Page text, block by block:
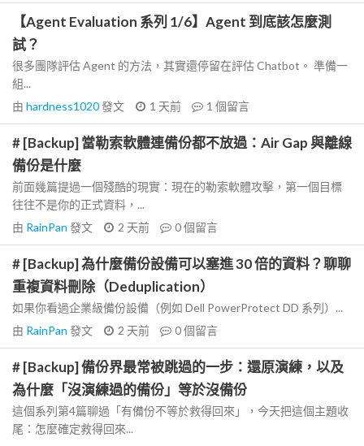
【Agent Evaluation 系列 1/6】Agent 到底該怎麼測
試？
很多團隊評估 Agent 的方法，其實還停留在評估 Chatbot。 準備一
組...
由 hardness1020發文 1 天前 1 個留言
# [Backup] 當勒索軟體連備份都不放過：Air Gap 與離線
備份是什麼
前面幾篇提過一個殘酷的現實：現在的勒索軟體攻擊，第一個目標
往往不是你的正式資料，...
由 RainPan 發文 2 天前 0個留言
# [Backup] 為什麼備份設備可以塞進 30 倍的資料？聊聊
重複資料刪除（Deduplication）
如果你看過企業級備份設備（例如 Dell PowerProtect DD 系列）...
由 RainPan 發文 2 天前 0個留言
# [Backup] 備份界最常被跳過的一步：還原演練，以及
為什麼「沒演練過的備份」等於沒備份
這個系列第4篇聊過「有備份不等於救得回來」，今天把這個主題收
尾：怎麼確定救得回來...